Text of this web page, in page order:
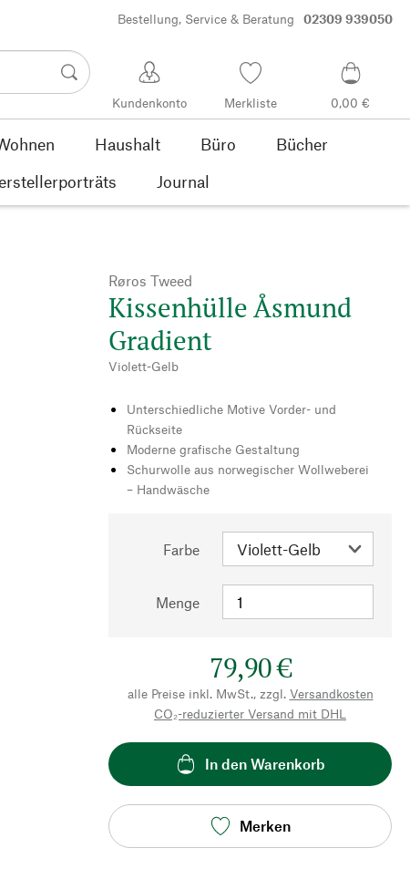
Bestellung, Service & Beratung 02309 939050
Kundenkonto Merkliste 0,00 €
Haushalt Büro
Bücher
Journal
Røros Tweed
Kissenhülle Åsmund
Gradient
Violett-Gelb
Unterschiedliche Motive Vorder- und
Rückseite
Moderne grafische Gestaltung
Schurwolle aus norwegischer Wollweberei
– Handwäsche
Farbe
Menge
79,90 €
alle Preise inkl. MwSt., zzgl. Versandkosten
CO₂-reduzierter Versand mit DHL
In den Warenkorb
Merken